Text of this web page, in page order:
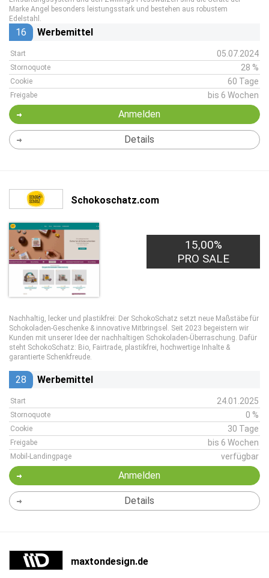
Marke Angel besonders leistungsstark und bestehen aus robustem
Edelstahl.
16 Werbemittel
Start 05.07.2024
Stornoquote 28 %
Cookie 60 Tage
Freigabe bis 6 Wochen
Anmelden
Details
Schokoschatz.com
15,00%
PRO SALE
Nachhaltig, lecker und plastikfrei: Der SchokoSchatz setzt neue Maßstäbe für
Schokoladen-Geschenke & innovative Mitbringsel. Seit 2023 begeistern wir
Kunden mit unserer Idee der nachhaltigen Schokoladen-Überraschung. Dafür
steht SchokoSchatz: Bio, Fairtrade, plastikfrei, hochwertige Inhalte &
garantierte Schenkfreude.
28 Werbemittel
Start 24.01.2025
Stornoquote 0 %
Cookie 30 Tage
Freigabe bis 6 Wochen
Mobil-Landingpage verfügbar
Anmelden
Details
maxtondesign.de